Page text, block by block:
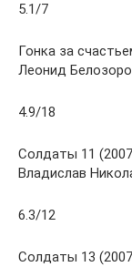
5.1/7
Гонка за
Леонид
4.9/18
Солдаты 11
Владислав
6.3/12
Солдаты 13